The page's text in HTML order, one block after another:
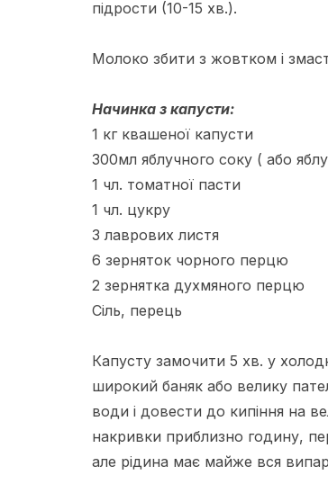
підрости (10-15 хв.).
Молоко збити з жовтком і
Начинка з капусти:
1 кг квашеної капусти
300мл яблучного соку ( або
1 чл. томатної пасти
1 чл. цукру
3 лаврових листя
6 зерняток чорного перцю
2 зернятка духмяного перцю
Сіль, перець
Капусту замочити 5 хв. у
широкий баняк або велику
води і довести до кипіння на
накривки приблизно годину,
але рідина має майже вся